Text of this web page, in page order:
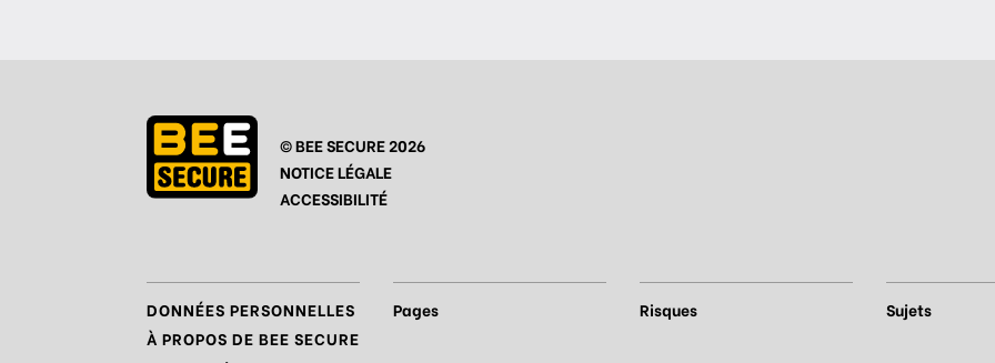
© BEE SECURE 2026
NOTICE LÉGALE
ACCESSIBILITÉ
DONNÉES PERSONNELLES
À PROPOS DE BEE SECURE
Pages Risques Sujets